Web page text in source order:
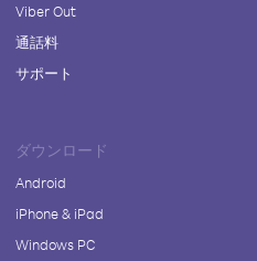
Viber Out
通話料
サポート
ダウンロード
Android
iPhone & iPad
Windows PC